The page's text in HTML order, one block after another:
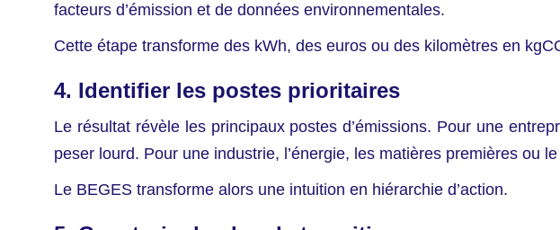
facteurs d’émission et de données environnementales.
Cette étape transforme des kWh, des euros ou des kilomètres en
4. Identifier les postes prioritaires
Le résultat révèle les principaux postes d’émissions. Pour une
peser lourd. Pour une industrie, l’énergie, les matières premières ou
Le BEGES transforme alors une intuition en hiérarchie d’action.